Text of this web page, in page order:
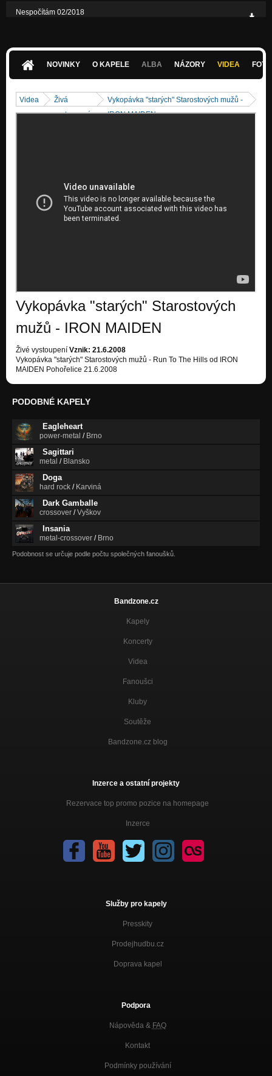
Nespočítám 02/2018
Od koryta r. 2017 - ukázka
NOVINKY O KAPELE ALBA NÁZORY VIDEA
Videa
Živá
vystoupení
Vykopávka "starých" Starostových mužů -
IRON MAIDEN
Vykopávka "starých" Starostových
mužů - IRON MAIDEN
Živé vystoupení Vznik: 21.6.2008
Vykopávka "starých" Starostových mužů - Run To The Hills od IRON
MAIDEN Pohořelice 21.6.2008
PODOBNÉ KAPELY
Eagleheart
power-metal / Brno
Sagittari
metal / Blansko
Doga
hard rock / Karviná
Dark Gamballe
crossover /Vyškov
Insania
metal-crossover / Brno
Podobnost se určuje podle počtu společných fanoušků.
Bandzone.cz
Kapely
Koncerty
Videa
Fanoušci
Kluby
Soutěže
Bandzone.cz blog
Inzerce a ostatní projekty
Rezervace top promo pozice na homepage
Inzerce
Služby pro kapely
Presskity
Prodejhudbu.cz
Doprava kapel
Podpora
Nápověda & FAQ
Kontakt
Podmínky používání